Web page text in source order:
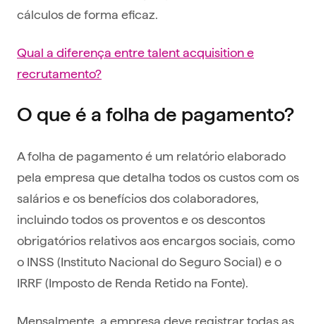
cálculos de forma eficaz.
Qual a diferença entre talent acquisition e
recrutamento?
O que é a folha de pagamento?
A folha de pagamento é um relatório elaborado
pela empresa que detalha todos os custos com os
salários e os benefícios dos colaboradores,
incluindo todos os proventos e os descontos
obrigatórios relativos aos encargos sociais, como
o INSS (Instituto Nacional do Seguro Social) e o
IRRF (Imposto de Renda Retido na Fonte).
Mensalmente, a empresa deve registrar todas as